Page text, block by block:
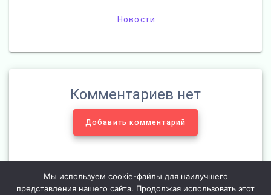
Новости
Комментариев нет
Добавить комментарий
Мы используем cookie-файлы для наилучшего
представления нашего сайта. Продолжая использовать этот